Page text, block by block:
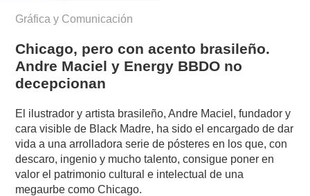
Gráfica y Comunicación
Chicago, pero con acento brasileño.
Andre Maciel y Energy BBDO no
decepcionan
El ilustrador y artista brasileño, Andre Maciel, fundador y
cara visible de Black Madre, ha sido el encargado de dar
vida a una arrolladora serie de pósteres en los que, con
descaro, ingenio y mucho talento, consigue poner en
valor el patrimonio cultural e intelectual de una
megaurbe como Chicago.